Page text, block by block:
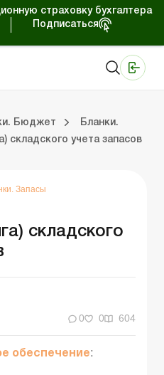
страховку бухгалтера
Подписаться
Бюджет
Бланки.
складского учета запасов
Запасы
складского
0 0 604
обеспечение :